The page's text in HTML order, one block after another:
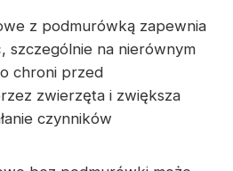
z podmurówką zapewnia
szczególnie na nierównym
chroni przed
zwierzęta i zwiększa
czynników